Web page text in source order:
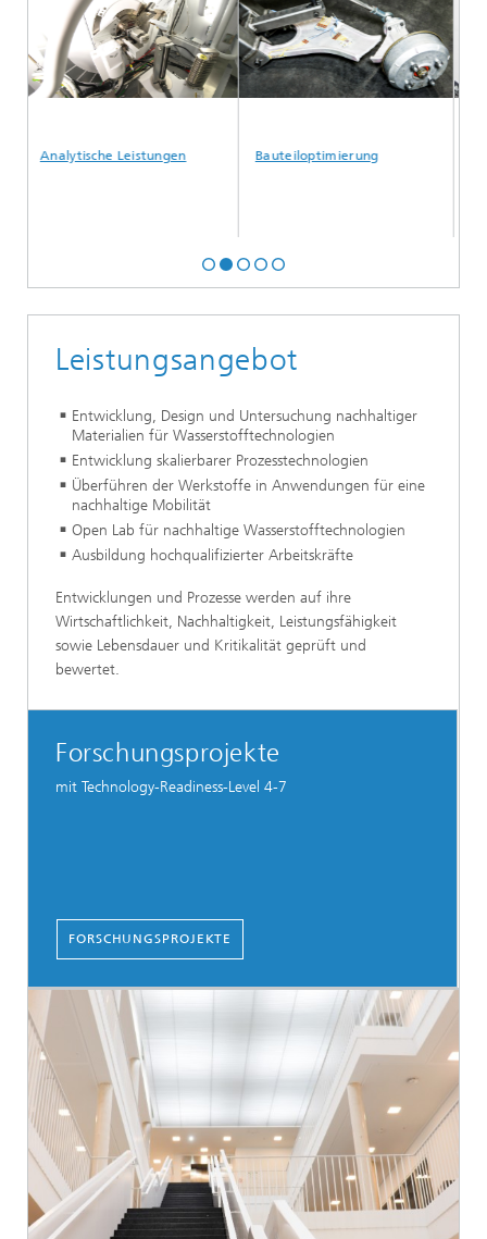
Analytische Leistungen Bauteiloptimierung
Leistungsangebot
Entwicklung, Design und Untersuchung nachhaltiger
Materialien für Wasserstoff­technologien
Entwicklung skalierbarer Prozesstechnologien
Überführen der Werkstoffe in Anwendungen für eine
nachhaltige Mobilität
Open Lab für nachhaltige Wasserstofftechnologien
Ausbildung hochqualifizierter Arbeitskräfte
Entwicklungen und Prozesse werden auf ihre
Wirtschaftlichkeit, Nachhaltigkeit, Leistungsfähigkeit
sowie Lebensdauer und Kritikalität geprüft und
bewertet.
Forschungsprojekte
mit Technology-Readiness-Level 4-7
FORSCHUNGSPROJEKTE